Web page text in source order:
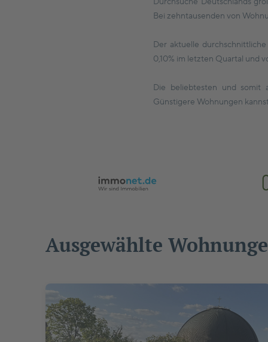
Bei zehntausenden von
Der aktuelle
0,10% im letzten Quartal und
Die beliebtesten und somit
Günstigere Wohnungen
Ausgewählte